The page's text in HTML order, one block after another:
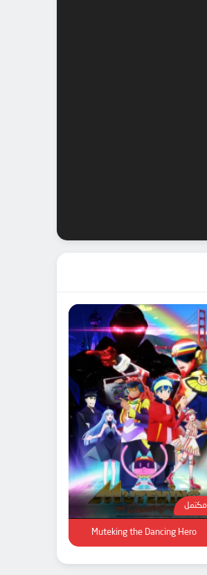
مكتمل
Muteking the Dancing Hero